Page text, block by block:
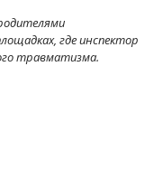
где инспектор
травматизма.